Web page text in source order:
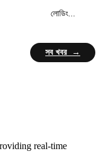
লোডিং...
সব খবর →
real-time